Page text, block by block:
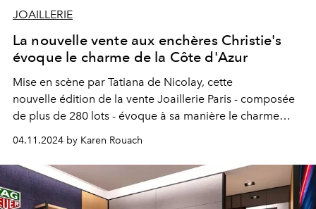
JOAILLERIE
La nouvelle vente aux enchères Christie's
évoque le charme de la Côte d'Azur
Mise en scène par Tatiana de Nicolay, cette
nouvelle édition de la vente Joaillerie Paris - composée
de plus de 280 lots - évoque à sa manière le charme
04.11.2024 by Karen Rouach